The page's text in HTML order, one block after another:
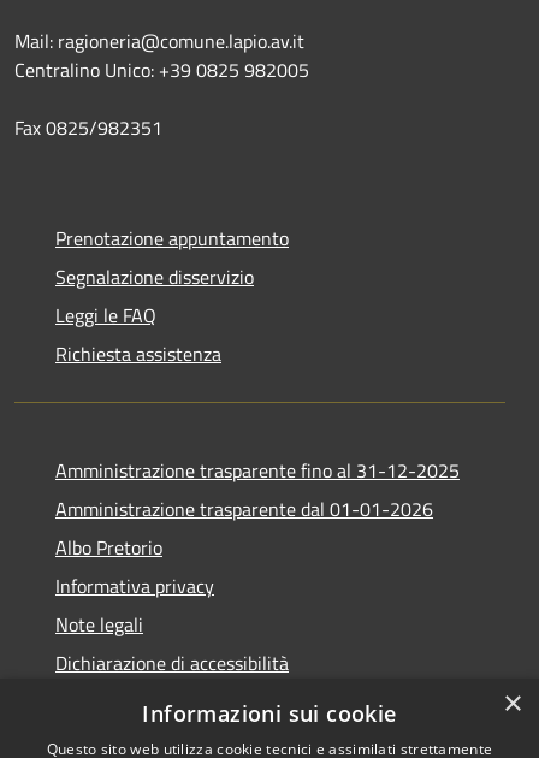
Mail: ragioneria@comune.lapio.av.it
Centralino Unico: +39 0825 982005
Fax 0825/982351
Prenotazione appuntamento
Segnalazione disservizio
Leggi le FAQ
Richiesta assistenza
Amministrazione trasparente fino al 31-12-2025
Amministrazione trasparente dal 01-01-2026
Albo Pretorio
Informativa privacy
Note legali
Dichiarazione di accessibilità
×
Informazioni sui cookie
Questo sito web utilizza cookie tecnici e assimilati strettamente